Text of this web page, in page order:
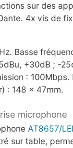
sur des
4x vis de
Basse
+30dB ; -
: 100Mbps.
: 148 x 47mm.
microphone
AT8657/
sur table,